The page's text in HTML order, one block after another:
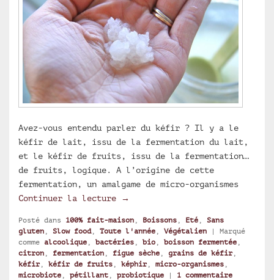
Avez-vous entendu parler du kéfir ? Il y a le
kéfir de lait, issu de la fermentation du lait,
et le kéfir de fruits, issu de la fermentation…
de fruits, logique. A l’origine de cette
fermentation, un amalgame de micro-organismes
Continuer la lecture
Le kéfir de fruits, une boisson
→
Posté dans 100% fait-maison Boissons Eté
Sans
gluten
Slow food, Toute l'année Végétalien | Marqué
comme alcoolique bactéries bio boisson fermentée
citron
fermentation figue sèche grains de kéfir,
kéfir, kéfir de fruits képhir, micro-organismes
microbiote
pétillant probiotique | 1 commentaire